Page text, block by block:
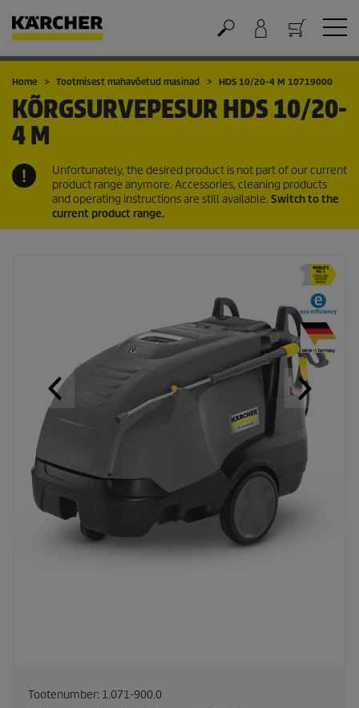
Ostukorv
Home Tootmisest mahavõetud masinad HDS 10/20-4 M 10719000
KÕRGSURVEPESUR HDS 10/20-
4 M
Unfortunately, the desired product is not part of our current
product range anymore. Accessories, cleaning products
and operating instructions are still available.Switch to the
current product range.
Tootenumber: 1.071-900.0